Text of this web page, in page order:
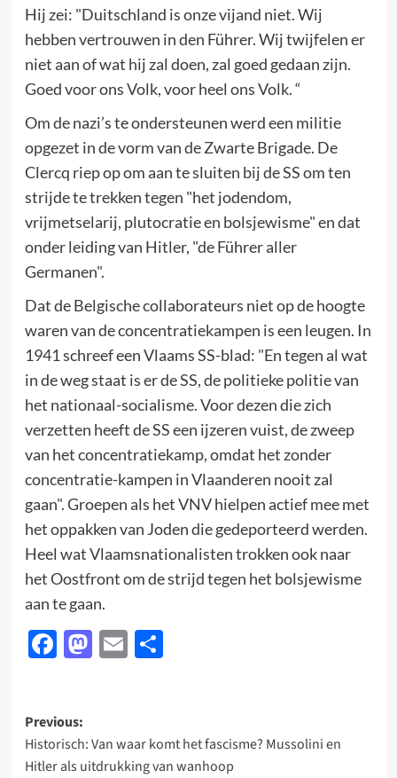
Hij zei: "Duitschland is onze vijand niet. Wij
hebben vertrouwen in den Führer. Wij twijfelen er
niet aan of wat hij zal doen, zal goed gedaan zijn.
Goed voor ons Volk, voor heel ons Volk. “
Om de nazi’s te ondersteunen werd een militie
opgezet in de vorm van de Zwarte Brigade. De
Clercq riep op om aan te sluiten bij de SS om ten
strijde te trekken tegen "het jodendom,
vrijmetselarij, plutocratie en bolsjewisme" en dat
onder leiding van Hitler, "de Führer aller
Germanen".
Dat de Belgische collaborateurs niet op de hoogte
waren van de concentratiekampen is een leugen. In
1941 schreef een Vlaams SS-blad: "En tegen al wat
in de weg staat is er de SS, de politieke politie van
het nationaal-socialisme. Voor dezen die zich
verzetten heeft de SS een ijzeren vuist, de zweep
van het concentratiekamp, omdat het zonder
concentratie-kampen in Vlaanderen nooit zal
gaan". Groepen als het VNV hielpen actief mee met
het oppakken van Joden die gedeporteerd werden.
Heel wat Vlaamsnationalisten trokken ook naar
het Oostfront om de strijd tegen het bolsjewisme
aan te gaan.
Facebook
Mastodon
EmailDelen
Post
navigation
Previous:
Historisch: Van waar komt het fascisme? Mussolini en
Hitler als uitdrukking van wanhoop